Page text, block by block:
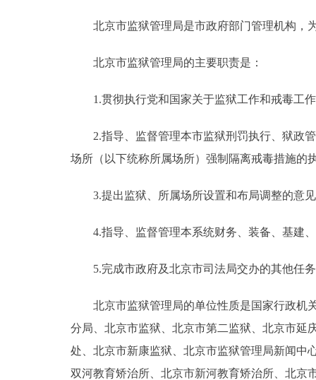
北京市监狱管理局是市政府部门管理机构，
北京市监狱管理局的主要职责是：
1.贯彻执行党和国家关于监狱工作和戒毒工作
2.指导、监督管理本市监狱刑罚执行、狱政管
场所（以下统称所属场所）强制隔离戒毒措施的
3.提出监狱、所属场所设置和布局调整的意
4.指导、监督管理本系统财务、装备、基建、
5.完成市政府及北京市司法局交办的其他任
北京市监狱管理局的单位性质是国家行政机关
分局、北京市监狱、北京市第二监狱、北京市延
处、北京市新康监狱、北京市监狱管理局新闻中
双河教育矫治所、北京市新河教育矫治所、北京